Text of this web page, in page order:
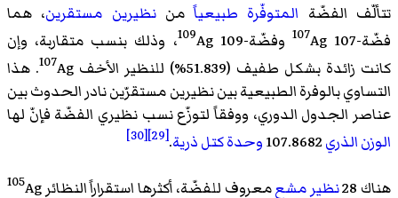
تتألّف الفضّة المتوفّرة طبيعياًمننظيرين مستقرين، هما
فضّة-107
107Ag وفضّة-109 109Ag، وذلك بنسب متقاربة، وإن
كانت زائدة بشكل طفيف (51.839%) للنظير الأخف
107Ag. هذا
التساوي بالوفرة الطبيعية بين نظيرين مستقرّين نادر الحدوث بين
عناصر الجدول الدوري، ووفقاً لتوزّع نسب نظيري الفضّة فإنّ لها
الوزن الذري
وحدة كتل ذرية.
[29]
[30]
هناك 28 نظير مشعمعروف للفضّة، أكثرها استقراراً النظائر 105Ag